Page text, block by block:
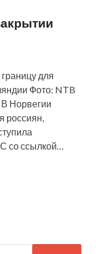
для
Фото: NTB
В Норвегии
россиян,
со ссылкой…